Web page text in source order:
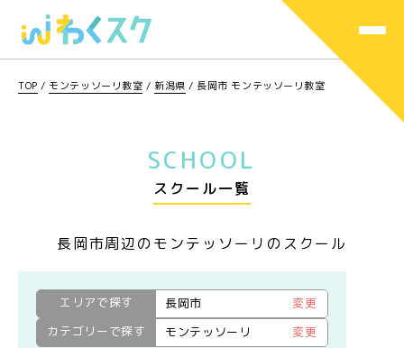
TOP / モンテッソーリ教室 / 新潟県 / 長岡市 モンテッソーリ教室
SCHOOL
スクール一覧
長岡市周辺のモンテッソーリのスクール
エリアで探す 長岡市
変更
カテゴリーで探す
モンテッソーリ 変更